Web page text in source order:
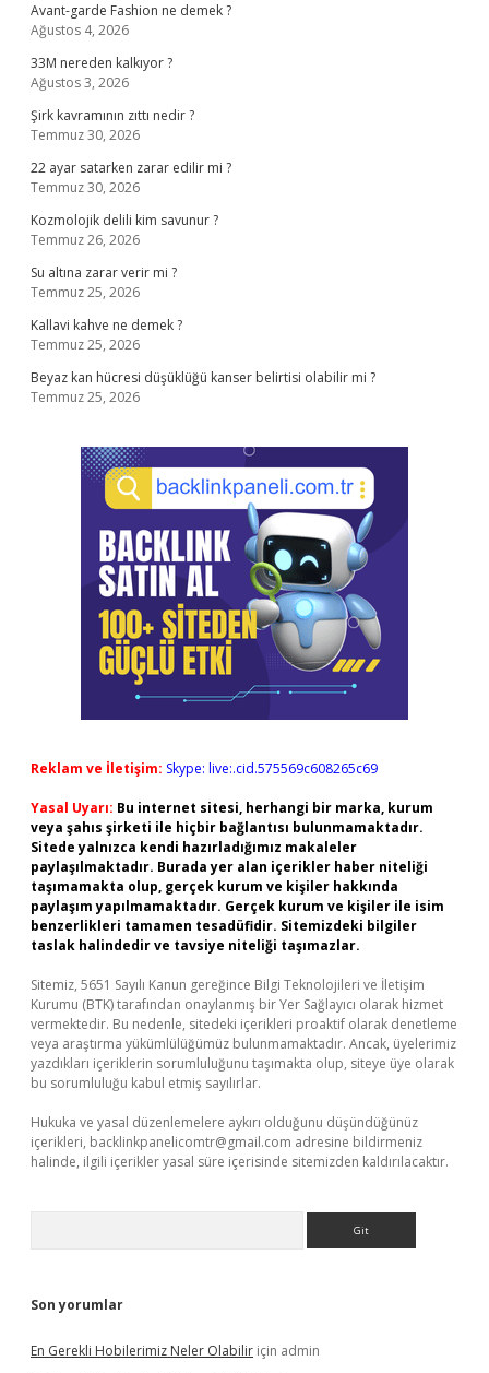
Avant-garde Fashion ne demek ?
Ağustos 4, 2026
33M nereden kalkıyor ?
Ağustos 3, 2026
Şirk kavramının zıttı nedir ?
Temmuz 30, 2026
22 ayar satarken zarar edilir mi ?
Temmuz 30, 2026
Kozmolojik delili kim savunur ?
Temmuz 26, 2026
Su altına zarar verir mi ?
Temmuz 25, 2026
Kallavi kahve ne demek ?
Temmuz 25, 2026
Beyaz kan hücresi düşüklüğü kanser belirtisi olabilir mi ?
Temmuz 25, 2026
Reklam ve İletişim: Skype: live:.cid.575569c608265c69
Yasal Uyarı: Bu internet sitesi, herhangi bir marka, kurum
veya şahıs şirketi ile hiçbir bağlantısı bulunmamaktadır.
Sitede yalnızca kendi hazırladığımız makaleler
paylaşılmaktadır. Burada yer alan içerikler haber niteliği
taşımamakta olup, gerçek kurum ve kişiler hakkında
paylaşım yapılmamaktadır. Gerçek kurum ve kişiler ile isim
benzerlikleri tamamen tesadüfidir. Sitemizdeki bilgiler
taslak halindedir ve tavsiye niteliği taşımazlar.
Sitemiz, 5651 Sayılı Kanun gereğince Bilgi Teknolojileri ve İletişim
Kurumu (BTK) tarafından onaylanmış bir Yer Sağlayıcı olarak hizmet
vermektedir. Bu nedenle, sitedeki içerikleri proaktif olarak denetleme
veya araştırma yükümlülüğümüz bulunmamaktadır. Ancak, üyelerimiz
yazdıkları içeriklerin sorumluluğunu taşımakta olup, siteye üye olarak
bu sorumluluğu kabul etmiş sayılırlar.
Hukuka ve yasal düzenlemelere aykırı olduğunu düşündüğünüz
içerikleri, backlinkpanelicomtr@gmail.com adresine bildirmeniz
halinde, ilgili içerikler yasal süre içerisinde sitemizden kaldırılacaktır.
Son yorumlar
En Gerekli Hobilerimiz Neler Olabilir için admin